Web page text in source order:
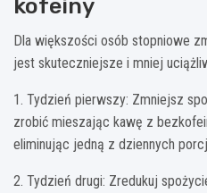
kofeiny
Dla większości osób stopniowe
jest skuteczniejsze i mniej
1. Tydzień pierwszy: Zmniejsz
zrobić mieszając kawę z
eliminując jedną z dziennych
2. Tydzień drugi: Zredukuj